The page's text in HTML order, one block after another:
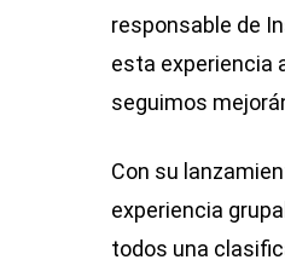
responsable de
esta experiencia
seguimos
Con su
experiencia
todos una